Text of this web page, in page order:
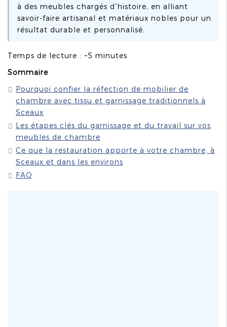
à des meubles chargés d'histoire, en alliant
savoir-faire artisanal et matériaux nobles pour un
résultat durable et personnalisé.
Temps de lecture : ~5 minutes
Sommaire
Pourquoi confier la réfection de mobilier de
chambre avec tissu et garnissage traditionnels à
Sceaux
Les étapes clés du garnissage et du travail sur vos
meubles de chambre
Ce que la restauration apporte à votre chambre, à
Sceaux et dans les environs
FAQ